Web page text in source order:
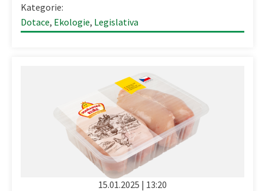
Kategorie:
Dotace, Ekologie, Legislativa
15.01.2025 | 13:20